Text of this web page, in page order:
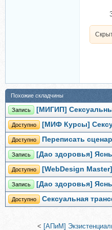
Похожие складчины
Запись [МИГИП]
Доступно [МИФ Курсы]
Доступно Переписать
Запись [Дао здоровья]
Доступно [WebDesign
Запись [Дао здоровья]
Доступно Сексуальная
< [АПиМ]